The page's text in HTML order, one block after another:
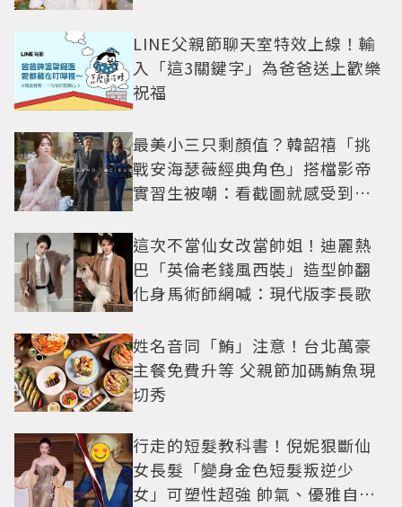
LINE父親節聊天室特效上線！輸
入「這3關鍵字」為爸爸送上歡樂
祝福
最美小三只剩顏值？韓韶禧「挑
戰安海瑟薇經典角色」搭檔影帝
實習生被嘲：看截圖就感受到演
這次不當仙女改當帥姐！迪麗熱
巴「英倫老錢風西裝」造型帥翻
化身馬術師網喊：現代版李長歌
姓名音同「鮪」注意！台北萬豪
主餐免費升等 父親節加碼鮪魚現
切秀
行走的短髮教科書！倪妮狠斷仙
女長髮「變身金色短髮叛逆少
女」可塑性超強 帥氣、優雅自由